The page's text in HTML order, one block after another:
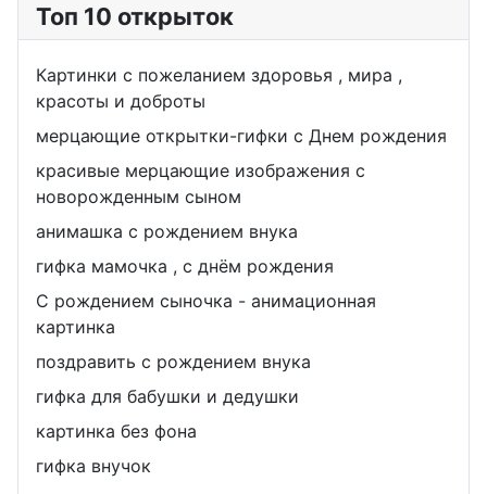
Топ 10 открыток
Картинки с пожеланием здоровья , мира ,
красоты и доброты
мерцающие открытки-гифки с Днем рождения
красивые мерцающие изображения с
новорожденным сыном
анимашка с рождением внука
гифка мамочка , с днём рождения
С рождением сыночка - анимационная
картинка
поздравить с рождением внука
гифка для бабушки и дедушки
картинка без фона
гифка внучок